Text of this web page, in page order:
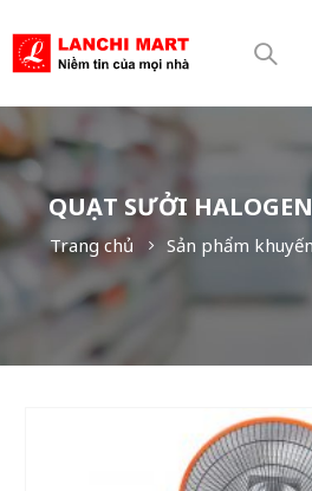
QUẠT SƯỞI
Trang chủ Sản phẩm